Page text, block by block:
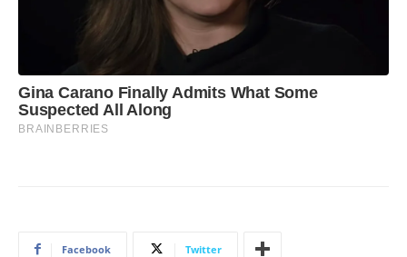
Facebook Twitter